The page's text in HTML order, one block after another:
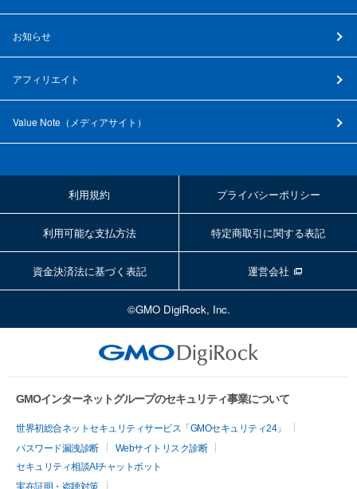
お知らせ
アフィリエイト
Value Note（ メディアサイト ）
利用規約 プライバシーポリシー
利用可能な支払方法 特定商取引に関する表記
資金決済法に基づく表記 運営会社
©GMO DigiRock, Inc.
GMOインターネットグループのセキュリティ事業について
世界初総合ネットセキュリティサービス「GMOセキュリティ24」
パスワード漏洩診断
Webサイトリスク診断
セキュリティ相談AIチャットボット
実在証明・盗聴対策